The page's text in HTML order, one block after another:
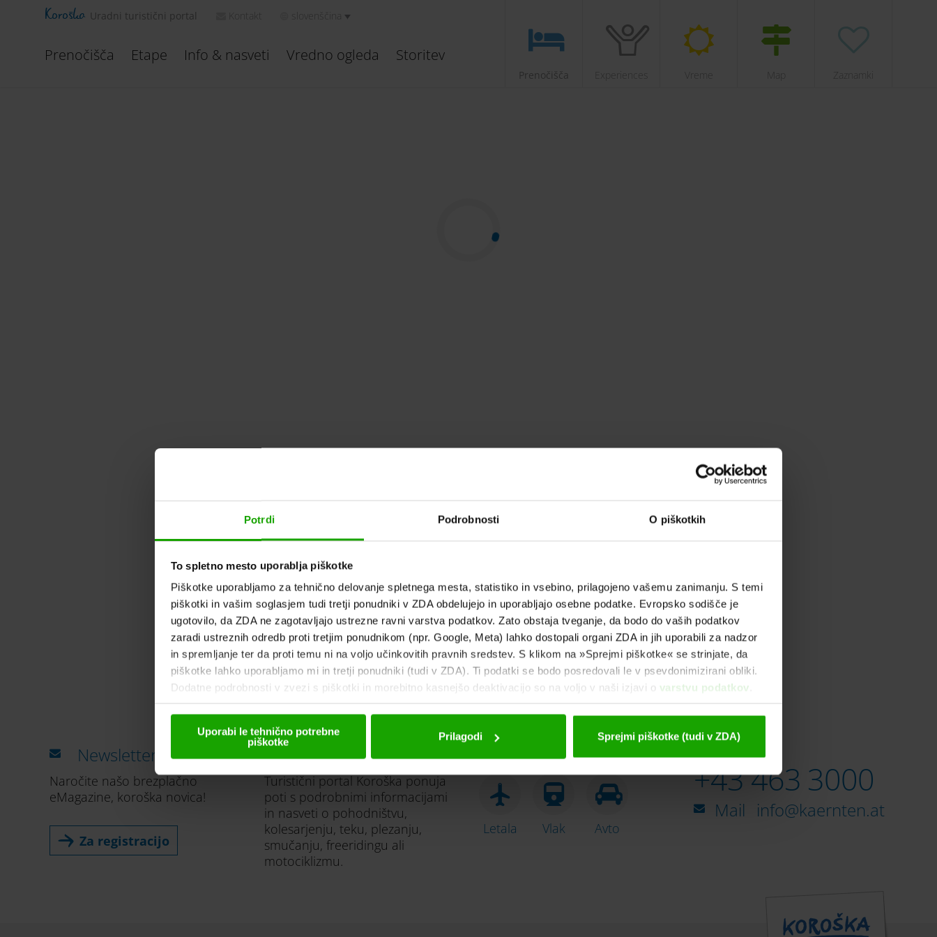
Potrdi Podrobnosti O piškotkih
To spletno mesto uporablja piškotke
Piškotke uporabljamo za tehnično delovanje spletnega mesta, statistiko in vsebino, prilagojeno vašemu zanimanju. S temi
piškotki in vašim soglasjem tudi tretji ponudniki v ZDA obdelujejo in uporabljajo osebne podatke. Evropsko sodišče je
ugotovilo, da ZDA ne zagotavljajo ustrezne ravni varstva podatkov. Zato obstaja tveganje, da bodo do vaših podatkov
zaradi ustreznih odredb proti tretjim ponudnikom (npr. Google, Meta) lahko dostopali organi ZDA in jih uporabili za nadzor
in spremljanje ter da proti temu ni na voljo učinkovitih pravnih sredstev. S klikom na »Sprejmi piškotke« se strinjate, da
piškotke lahko uporabljamo mi in tretji ponudniki (tudi v ZDA). Ti podatki se bodo posredovali le v psevdonimizirani obliki.
Dodatne podrobnosti v zvezi s piškotki in morebitno kasnejšo deaktivacijo so na voljo v naši izjavi o varstvu podatkov
Uporabi le tehnično potrebne
piškotke
Prilagodi Sprejmi piškotke (tudi v ZDA)
Koroška Uradni turistični portal
Prenočišča Etape Info & nasveti Vredno ogleda Storitev
Prenočišča
Newsletter
Naročite našo brezplačno
eMagazine, koroška novica!
Za registracijo
Odkrijte ture
Turistični portal Koroška ponuja
poti s podrobnimi informacijami
in nasveti o pohodništvu,
kolesarjenju, teku, plezanju,
smučanju, freeridingu ali
motociklizmu.
Prihod
Letala Vlak Avto
Infoline
+43 463 3000
Mail info@kaernten.at